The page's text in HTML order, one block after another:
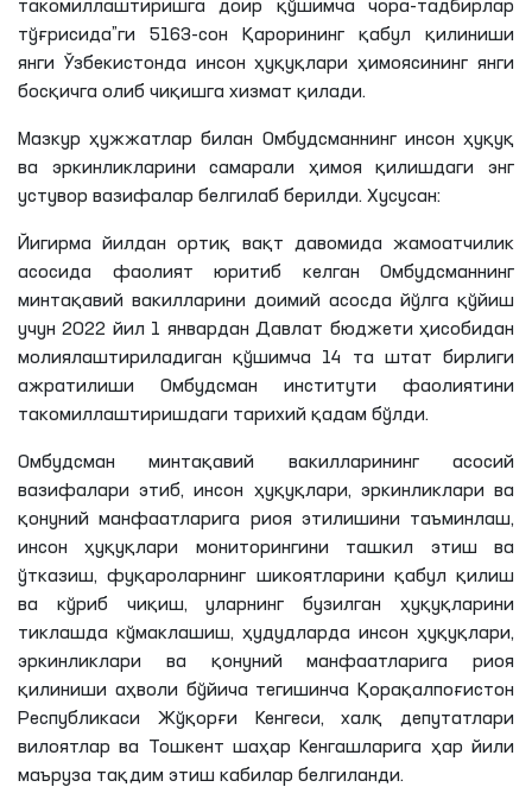
такомиллаштиришга доир қўшимча чора-тадбирлар
тўғрисида”ги 5163-сон Қарорининг қабул қилиниши
янги Ўзбекистонда инсон ҳуқуқлари ҳимоясининг янги
босқичга олиб чиқишга хизмат қилади.
Мазкур ҳужжатлар билан Омбудсманнинг инсон ҳуқуқ
ва эркинликларини самарали ҳимоя қилишдаги энг
устувор вазифалар белгилаб берилди. Хусусан:
Йигирма йилдан ортиқ вақт давомида жамоатчилик
асосида фаолият юритиб келган Омбудсманнинг
минтақавий вакилларини доимий асосда йўлга қўйиш
учун 2022 йил 1 январдан Давлат бюджети ҳисобидан
молиялаштириладиган қўшимча 14 та штат бирлиги
ажратилиши Омбудсман институти фаолиятини
такомиллаштиришдаги тарихий қадам бўлди.
Омбудсман минтақавий вакилларининг асосий
вазифалари этиб, инсон ҳуқуқлари, эркинликлари ва
қонуний манфаатларига риоя этилишини таъминлаш,
инсон ҳуқуқлари мониторингини ташкил этиш ва
ўтказиш, фуқароларнинг шикоятларини қабул қилиш
ва кўриб чиқиш, уларнинг бузилган ҳуқуқларини
тиклашда кўмаклашиш, ҳудудларда инсон ҳуқуқлари,
эркинликлари ва қонуний манфаатларига риоя
қилиниши аҳволи бўйича тегишинча Қорақалпоғистон
Республикаси Жўқорғи Кенгеси, халқ депутатлари
вилоятлар ва Тошкент шаҳар Кенгашларига ҳар йили
маъруза тақдим этиш кабилар белгиланди.